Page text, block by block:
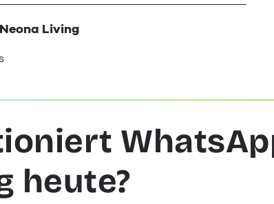
Living
heute?